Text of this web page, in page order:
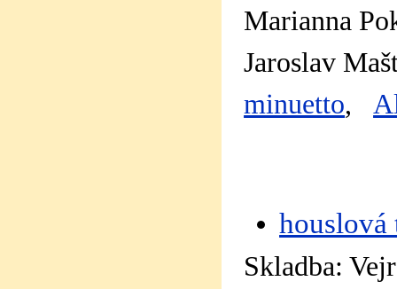
Marianna
Jaroslav
minuetto,
houslová
Skladba: